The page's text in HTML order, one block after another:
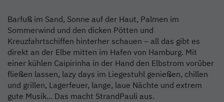
Barfuß im Sand, Sonne auf der Haut, Palmen im
Sommerwind und den dicken Pötten und
Kreuzfahrtschiffen hinterher schauen – all das gibt es
direkt an der Elbe mitten im Hafen von Hamburg. Mit
einer kühlen Caipirinha in der Hand den Elbstrom vorüber
fließen lassen, lazy days im Liegestuhl genießen, chillen
und grillen, Lagerfeuer, lange, laue Nächte und extrem
gute Musik... Das macht StrandPauli aus.